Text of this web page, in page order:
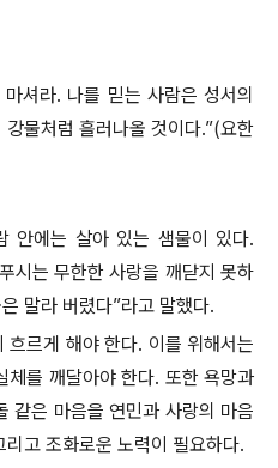
셔라. 나를 믿는 사람은 성서의
물처럼 흘러나올 것이다.”(요한
안에는 살아 있는 샘물이 있다.
시는 무한한 사랑을 깨닫지 못하
말라 버렸다”라고 말했다.
흐르게 해야 한다. 이를 위해서는
체를 깨달아야 한다. 또한 욕망과
같은 마음을 연민과 사랑의 마음
고 조화로운 노력이 필요하다.